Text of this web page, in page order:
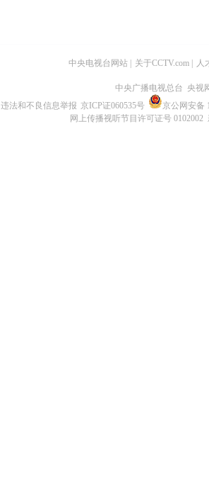
中央电视台网站 关于CCTV.com 人
中央广播电视总台 央视
违法和不良信息举报 京ICP证060535号
京公网安备
网上传播视听节目许可证号 0102002